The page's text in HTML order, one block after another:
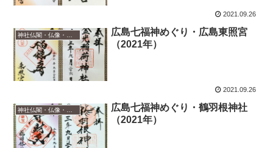
2021.09.26
広島七福神めぐり・広島東照宮
（2021年）
2021.09.26
神社仏閣・仏像・御朱印
広島七福神めぐり・鶴羽根神社
（2021年）